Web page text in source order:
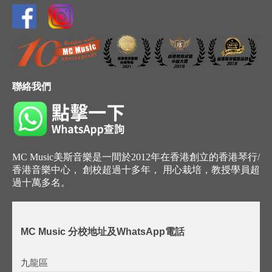
聯絡我們
MC Music美斯音樂是一間於2012年在香港創立的香港琴行/
香港音樂中心， 創校超過十多年， 用心栽培，教授學員超
過十萬多名。
MC Music 分校地址及WhatsApp電話
九龍區